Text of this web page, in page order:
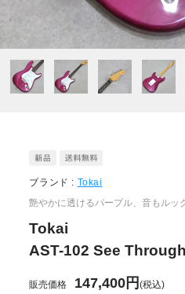
ブランド : Tokai
艶やかに透けるパープル、音もルッ
Tokai
AST-102 See
販売価格 147,400円(税込)